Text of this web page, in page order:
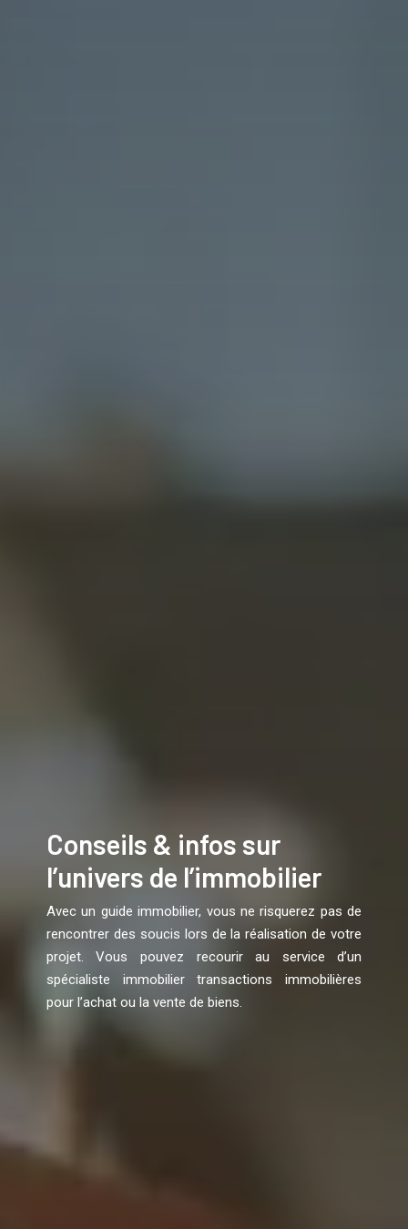
Conseils & infos sur
l’univers de l’immobilier
Avec un guide immobilier, vous ne risquerez pas de
rencontrer des soucis lors de la réalisation de votre
projet. Vous pouvez recourir au service d’un
spécialiste immobilier transactions immobilières
pour l’achat ou la vente de biens.